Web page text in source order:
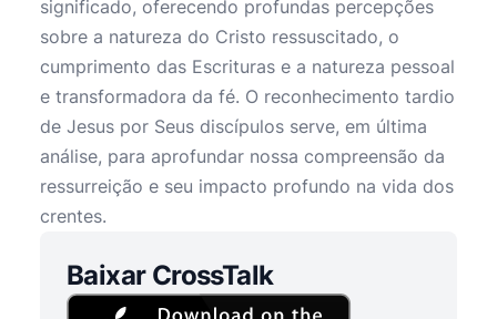
significado, oferecendo profundas percepções
sobre a natureza do Cristo ressuscitado, o
cumprimento das Escrituras e a natureza pessoal
e transformadora da fé. O reconhecimento tardio
de Jesus por Seus discípulos serve, em última
análise, para aprofundar nossa compreensão da
ressurreição e seu impacto profundo na vida dos
crentes.
Baixar CrossTalk